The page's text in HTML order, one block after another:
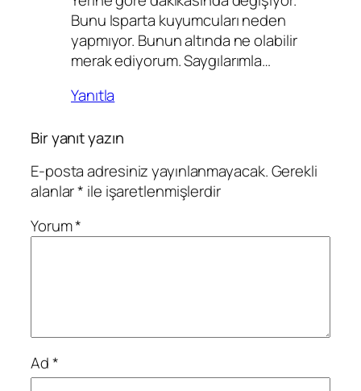
Bunu Isparta kuyumcuları neden
yapmıyor. Bunun altında ne olabilir
merak ediyorum. Saygılarımla…
Yanıtla
Bir yanıt yazın
E-posta adresiniz yayınlanmayacak.Gerekli
alanlar* ile işaretlenmişlerdir
Yorum*
Ad*